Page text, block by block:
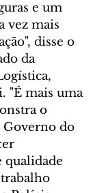
e um
vez mais
disse o
da
"É mais uma
o
do
qualidade